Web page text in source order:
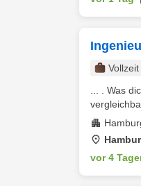
Vollzeit
... . Was
vor 4